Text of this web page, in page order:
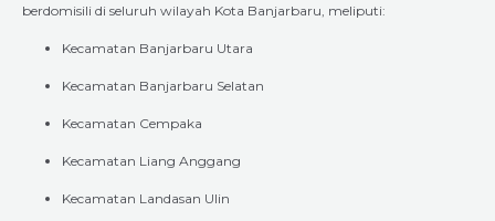
berdomisili di seluruh wilayah Kota Banjarbaru, meliputi:
Kecamatan Banjarbaru Utara
Kecamatan Banjarbaru Selatan
Kecamatan Cempaka
Kecamatan Liang Anggang
Kecamatan Landasan Ulin